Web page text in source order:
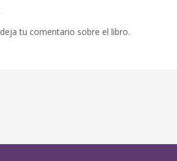
deja tu comentario sobre el libro.